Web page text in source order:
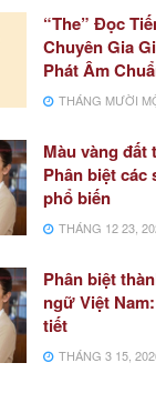
“The” Đọc
Chuyên Gia
Phát Âm
THÁNG MƯỜI
Màu vàng đất
Phân biệt các
phổ biến
THÁNG 12 23,
Phân biệt
ngữ Việt
tiết
THÁNG 3 15,